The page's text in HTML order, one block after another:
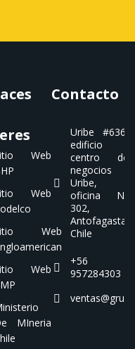
Web
Web
Web
Web
MIneria
Contacto
Uribe #636,
edificio
centro de
negocios
Uribe,
oficina N°
302,
Antofagasta.
Chile
+56
957284303